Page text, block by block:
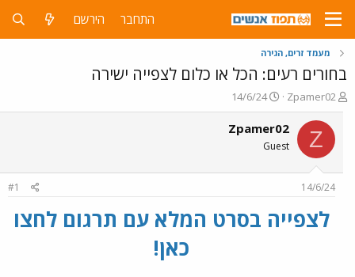
התחבר הירשם
מעמד זרים, הגירה
בחורים רעים: הכל או כלום לצפייה ישירה
פ
ו
ת
ח
ה
ש
Zpamer02
פ
ו
ר
ם
14/6/24
Z
Zpamer02
Guest
14/6/24
#1
לצפייה בסרט המלא עם תרגום לחצו
כאן!